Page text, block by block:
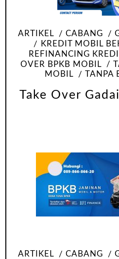
ARTIKEL CABANG
KREDIT MOBIL
REFINANCING
OVER BPKB MOBIL
MOBIL
TANPA
Take Over
ARTIKEL CABANG